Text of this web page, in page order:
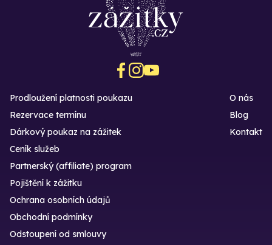
Prodloužení platnosti poukazu
Rezervace termínu
Dárkový poukaz na zážitek
O nás
Blog
Kontakt
Ceník služeb
Partnerský (affiliate) program
Pojištění k zážitku
Ochrana osobních údajů
Obchodní podmínky
Odstoupení od smlouvy